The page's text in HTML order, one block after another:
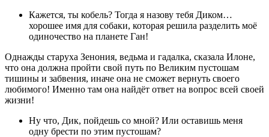
Кажется, ты кобель? Тогда я назову тебя Диком…
хорошее имя для собаки, которая решила разделить моё
одиночество на планете Ган!
Однажды старуха Зенония, ведьма и гадалка, сказала Илоне,
что она должна пройти свой путь по Великим пустошам
тишины и забвения, иначе она не сможет вернуть своего
любимого! Именно там она найдёт ответ на вопрос всей своей
жизни!
Ну что, Дик, пойдешь со мной? Или оставишь меня
одну брести по этим пустошам?